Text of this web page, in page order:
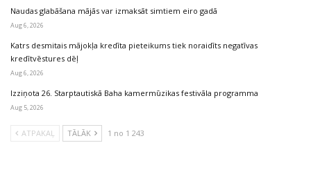
Naudas glabāšana mājās var izmaksāt simtiem eiro gadā
Aug 6, 2026
Katrs desmitais mājokļa kredīta pieteikums tiek noraidīts negatīvas
kredītvēstures dēļ
Aug 6, 2026
Izziņota 26. Starptautiskā Baha kamermūzikas festivāla programma
Aug 5, 2026
ATPAKAĻ TĀLĀK 1 no 1 243